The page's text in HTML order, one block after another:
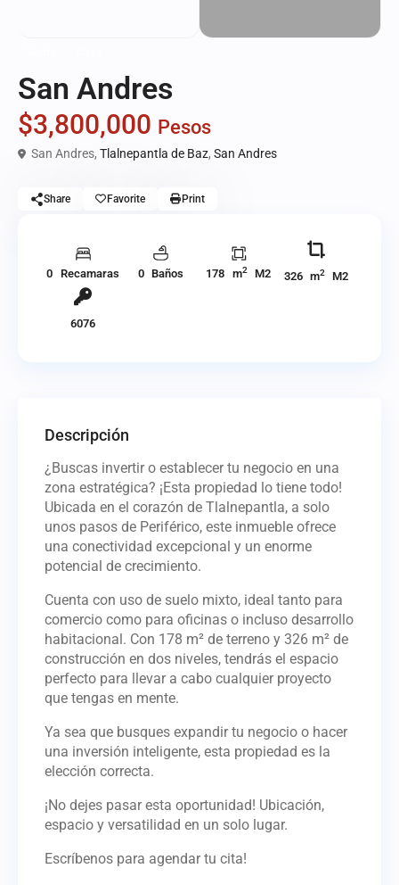
San Andres
$3,800,000 Pesos
San Andres, Tlalnepantla de Baz, San Andres
Share Favorite Print
0 Recamaras 0 Baños 178 m2M2 326 m2M2
6076
Descripción
¿Buscas invertir o establecer tu negocio en una
zona estratégica? ¡Esta propiedad lo tiene todo!
Ubicada en el corazón de Tlalnepantla, a solo
unos pasos de Periférico, este inmueble ofrece
una conectividad excepcional y un enorme
potencial de crecimiento.
Cuenta con uso de suelo mixto, ideal tanto para
comercio como para oficinas o incluso desarrollo
habitacional. Con 178 m² de terreno y 326 m² de
construcción en dos niveles, tendrás el espacio
perfecto para llevar a cabo cualquier proyecto
que tengas en mente.
Ya sea que busques expandir tu negocio o hacer
una inversión inteligente, esta propiedad es la
elección correcta.
¡No dejes pasar esta oportunidad! Ubicación,
espacio y versatilidad en un solo lugar.
Escríbenos para agendar tu cita!